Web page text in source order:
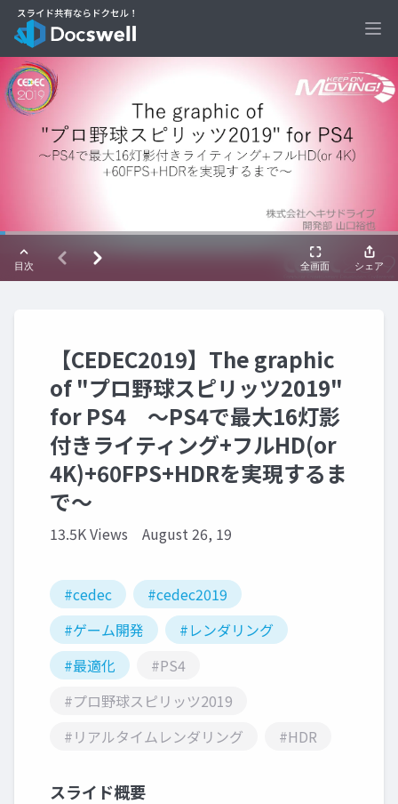
【CEDEC2019】The graphic
of "プロ野球スピリッツ2019"
for PS4 ～PS4で最大16灯影
付きライティング+フルHD(or
4K)+60FPS+HDRを実現するま
で～
13.5K Views August 26, 19
#cedec
#cedec2019
#ゲーム開発
#レンダリング
#最適化
#PS4
#プロ野球スピリッツ2019
#リアルタイムレンダリング
#HDR
スライド概要